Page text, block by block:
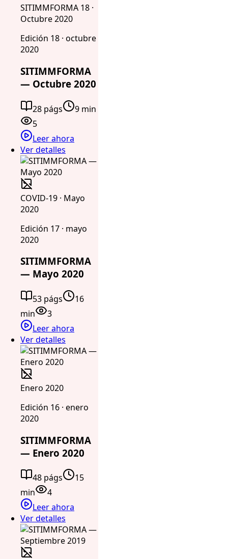
SITIMMFORMA 18 ·
Octubre 2020
Edición 18 · octubre
2020
SITIMMFORMA
— Octubre 2020
28 págs
9 min
5
Leer ahora
Ver detalles
COVID-19 · Mayo
2020
Edición 17 · mayo
2020
SITIMMFORMA
— Mayo 2020
53 págs
16
min
3
Leer ahora
Ver detalles
Enero 2020
Edición 16 · enero
2020
SITIMMFORMA
— Enero 2020
48 págs
15
min
4
Leer ahora
Ver detalles